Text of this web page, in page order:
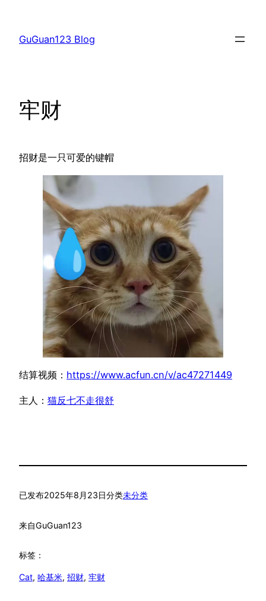
GuGuan123 Blog
牢财
招财是一只可爱的键帽
结算视频： https://www.acfun.cn/v/ac47271449
主人： 猫反七不走很舒
已发布2025年8月23日分类未分类
来自GuGuan123
标签：
Cat, 哈基米, 招财, 牢财